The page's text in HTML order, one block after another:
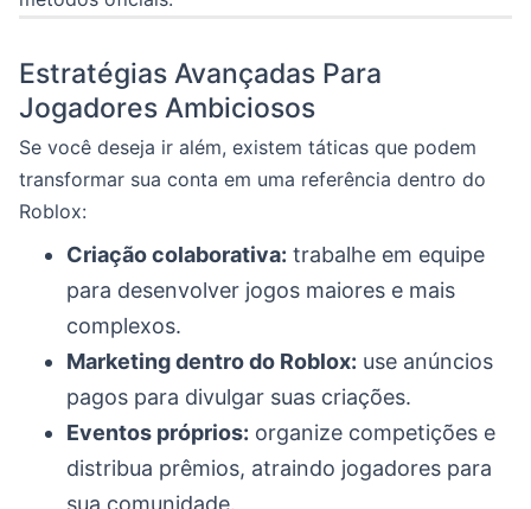
Estratégias Avançadas Para
Jogadores Ambiciosos
Se você deseja ir além, existem táticas que podem
transformar sua conta em uma referência dentro do
Roblox:
Criação colaborativa: trabalhe em equipe
para desenvolver jogos maiores e mais
complexos.
Marketing dentro do Roblox: use anúncios
pagos para divulgar suas criações.
Eventos próprios: organize competições e
distribua prêmios, atraindo jogadores para
sua comunidade.